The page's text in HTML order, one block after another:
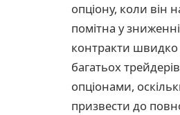
опціону, коли він
помітна у
контракти швидко
багатьох
опціонами,
призвести до